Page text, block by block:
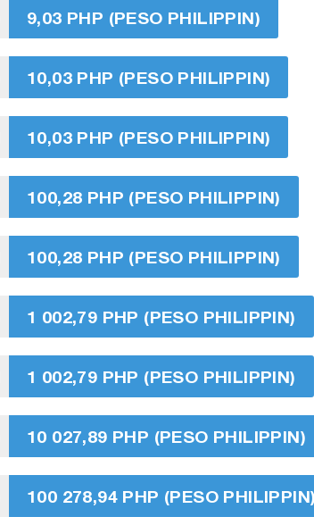
9,03 PHP (PESO PHILIPPIN)
10,03 PHP (PESO PHILIPPIN)
10,03 PHP (PESO PHILIPPIN)
100,28 PHP (PESO PHILIPPIN)
100,28 PHP (PESO PHILIPPIN)
1 002,79 PHP (PESO PHILIPPIN)
1 002,79 PHP (PESO PHILIPPIN)
10 027,89 PHP (PESO PHILIPPIN)
100 278,94 PHP (PESO PHILIPPIN)